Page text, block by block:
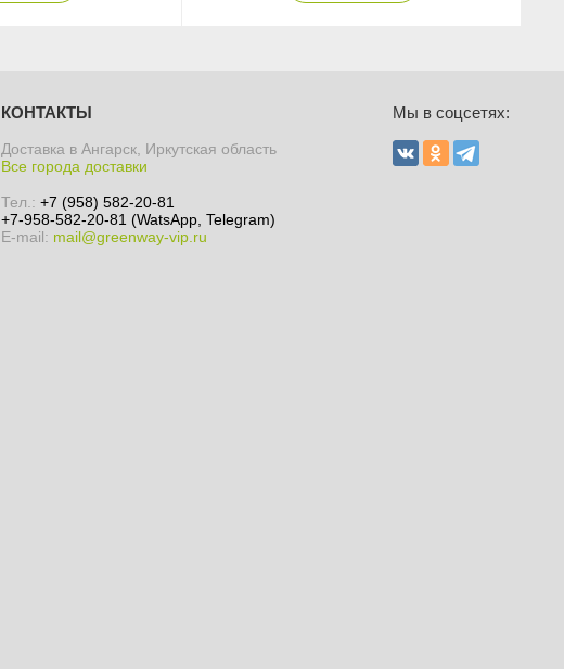
КОНТАКТЫ
Доставка в Ангарск, Иркутская область
Все города доставки
Тел.: +7 (958) 582-20-81
+7-958-582-20-81 (WatsApp, Telegram)
E-mail: mail@greenway-vip.ru
Мы в соцсетях: